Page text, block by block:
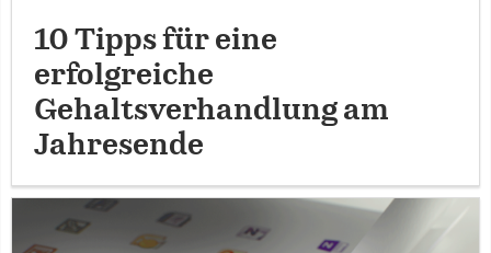
10 Tipps für eine
erfolgreiche
Gehaltsverhandlung am
Jahresende